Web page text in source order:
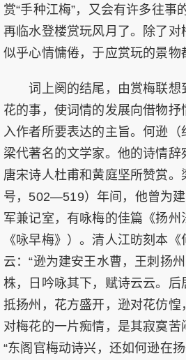
赏“手种江梅”，又会有许多往事
再临水登楼赏玩风月了。除了对
似乎心情慵倦，于应赏玩的景物
词上阕的结尾，由赏梅联想
花的事，使词情的发展向借物
入作者所要表达的主旨。何逊
梁代著名的文学家。他的诗情
唐宋诗人杜甫和黄庭坚所赞赏。
号，502—519）年间，他曾为
军兼记室，有咏梅的佳篇《扬
《咏早梅》）。清人江昉刻本
云：“逊为建安王水曹，王刺扬
株，日吟咏其下，赋诗云云。后
抵扬州，花方盛开，逊对花仿惶
对梅花的一片痴情，是其寂寞
“东阁官梅动诗兴，还如何逊在